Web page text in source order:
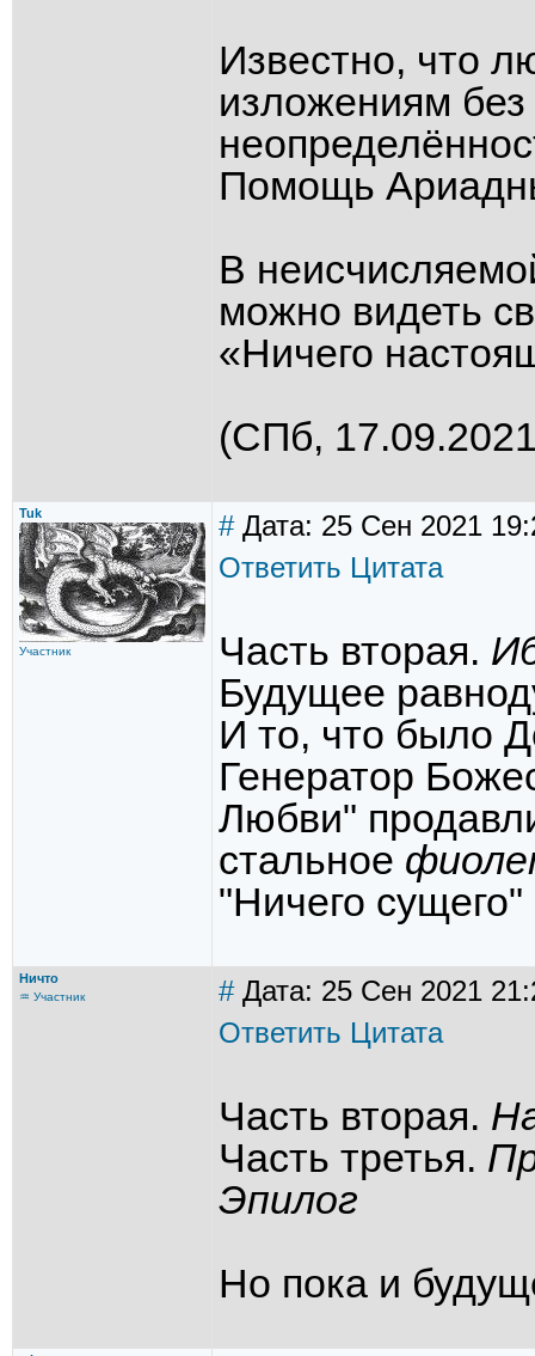
Известно, что
изложениям без
Помощь
В
можно видеть
«Ничего
(СПб,
Tuk
Участник
#Дата: 25 Сен 2021
Ответить Цитата
Часть вторая.
Будущее
И то, что было
Генератор
Любви"
стальное
"Ничего
Ничто
♒ Участник #Дата: 25 Сен 2021
Ответить Цитата
Часть вторая.
Часть третья.
Эпилог
Но пока и